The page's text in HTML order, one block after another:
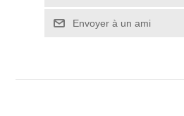
Envoyer à un ami